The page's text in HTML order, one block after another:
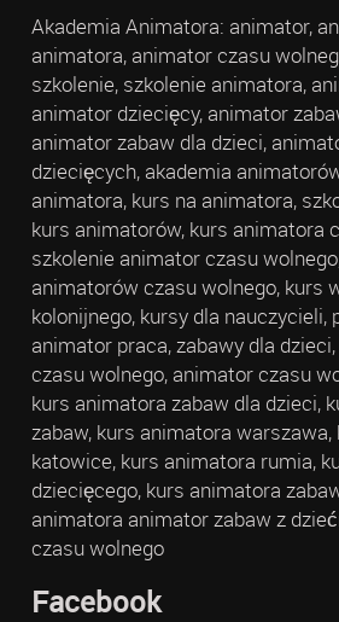
Akademia Animatora: animator,
animatora, animator czasu
szkolenie, szkolenie animatora,
animator dziecięcy, animator
animator zabaw dla dzieci,
dziecięcych, akademia
animatora, kurs na animatora,
kurs animatorów, kurs animatora
szkolenie animator czasu
animatorów czasu wolnego, kurs
kolonijnego, kursy dla nauczycieli,
animator praca, zabawy dla
czasu wolnego, animator czasu
kurs animatora zabaw dla dzieci,
zabaw, kurs animatora
katowice, kurs animatora rumia,
dziecięcego, kurs animatora
animatora animator zabaw z
czasu wolnego
Facebook